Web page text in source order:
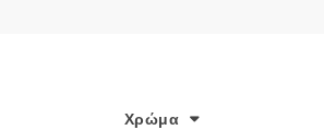
Χρώμα